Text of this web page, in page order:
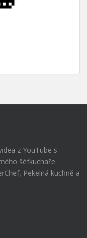
z YouTube s
šéfkuchaře
Pekelná kuchně a